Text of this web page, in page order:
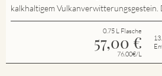
kalkhaltigem Vulkanverwitterungsgestein.
0.75 L Flasche
57,00 €
76.00€/L